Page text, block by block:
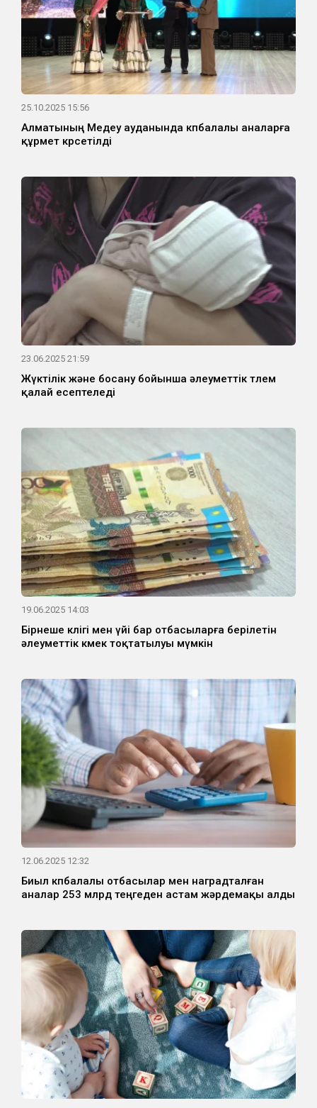
25.10.2025 15:56
Алматының Медеу ауданында көпбалалы аналарға
құрмет көрсетілді
23.06.2025 21:59
Жүктілік және босану бойынша әлеуметтік төлем
қалай есептеледі
19.06.2025 14:03
Бірнеше көлігі мен үйі бар отбасыларға берілетін
әлеуметтік көмек тоқтатылуы мүмкін
12.06.2025 12:32
Биыл көпбалалы отбасылар мен наградталған
аналар 253 млрд теңгеден астам жәрдемақы алды